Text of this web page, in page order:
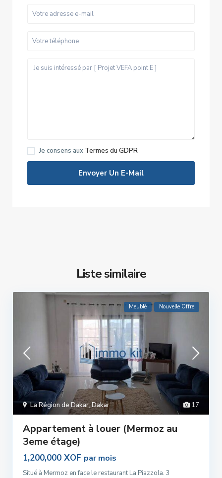
Je consens aux Termes du GDPR
Liste similaire
17
La Région de Dakar,Dakar
Meublé Nouvelle Offre
Appartement à louer (Mermoz au
3eme étage)
1,200,000 XOF par mois
Situé à Mermoz en face le restaurant La Piazzola. 3